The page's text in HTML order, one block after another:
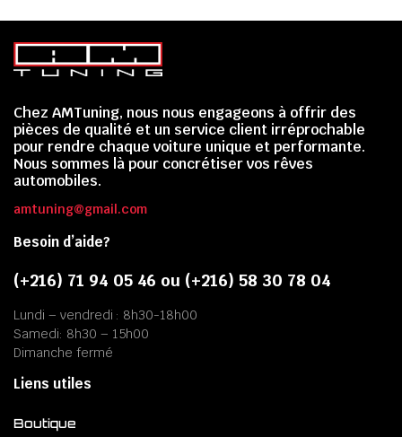
Chez AMTuning, nous nous engageons à offrir des
pièces de qualité et un service client irréprochable
pour rendre chaque voiture unique et performante.
Nous sommes là pour concrétiser vos rêves
automobiles.
amtuning@gmail.com
Besoin d’aide?
(+216) 71 94 05 46 ou (+216) 58 30 78 04
Lundi – vendredi : 8h30-18h00
Samedi: 8h30 – 15h00
Dimanche fermé
Liens utiles
Boutique